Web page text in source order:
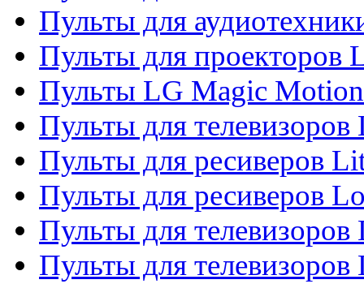
Пульты для
Пульты для проекторов
Пульты LG Magic Motion
Пульты для
Пульты для ресиверов
Пульты для ресиверов
Пульты для телевизоров
Пульты для